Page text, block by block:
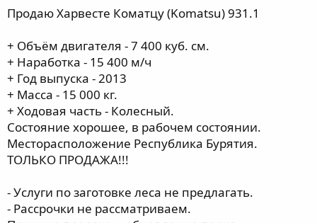
ы
л
Продаю Харвесте Коматцу (Komatsu) 931.1
+ Объём двигателя - 7 400 куб. см.
+ Наработка - 15 400 м/ч
+ Год выпуска - 2013
+ Масса - 15 000 кг.
+ Ходовая часть - Колесный.
Состояние хорошее, в рабочем состоянии.
Месторасположение Республика Бурятия.
ТОЛЬКО ПРОДАЖА!!!
- Услуги по заготовке леса не предлагать.
- Рассрочки не рассматриваем.